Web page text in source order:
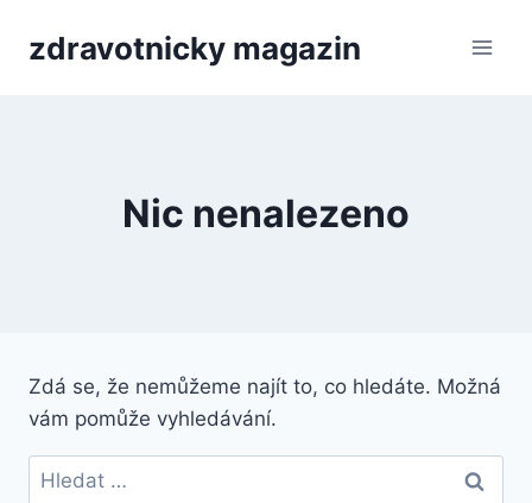
zdravotnicky magazin
Nic nenalezeno
Zdá se, že nemůžeme najít to, co hledáte. Možná
vám pomůže vyhledávání.
Vyhledávání